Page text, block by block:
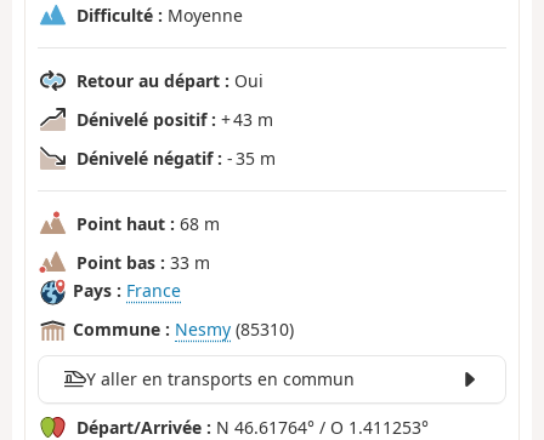
Difficulté : Moyenne
Retour au départ : Oui
Dénivelé positif : + 43 m
Dénivelé négatif : - 35 m
Point haut : 68 m
Point bas : 33 m
Pays : France
Commune : Nesmy (85310)
Y aller en transports en commun
Départ/Arrivée : N 46.61764° / O 1.411253°